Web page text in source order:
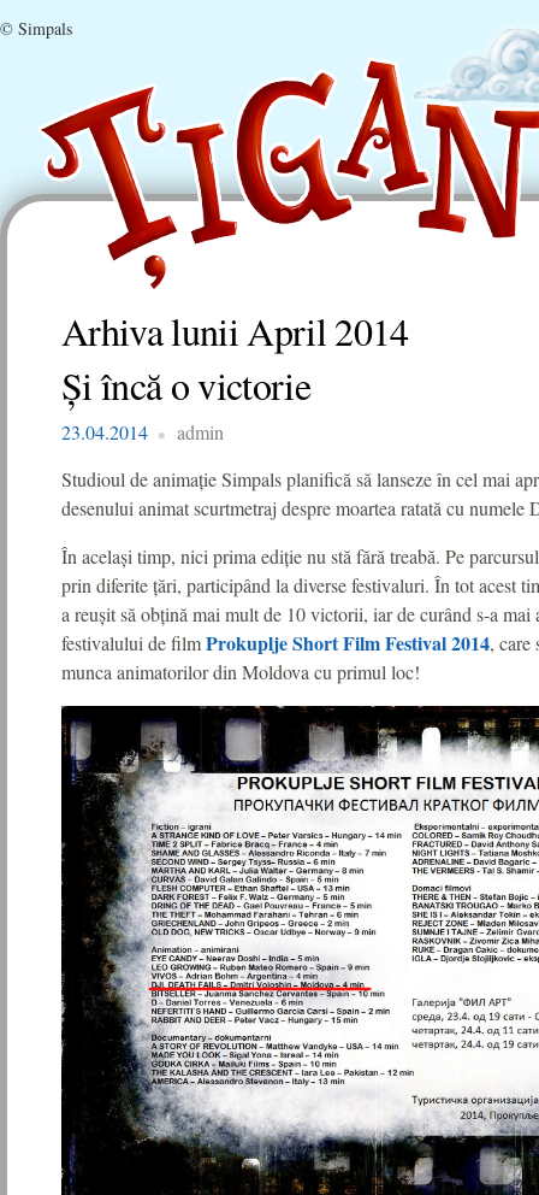
© Simpals
Arhiva luniiApril 2014
Și încă o victorie
23.04.2014
admin
Studioul de animație Simpals planifică să lanseze în cel mai
desenului animat scurtmetraj despre moartea ratată cu numele
În același timp, nici prima ediție nu stă fără treabă. Pe
prin diferite țări, participând la diverse festivaluri. În tot acest
a reușit să obțină mai mult de 10 victorii, iar de curând s-a
festivalului de filmProkuplje Short Film Festival 2014, care
munca animatorilor din Moldova cu primul loc!